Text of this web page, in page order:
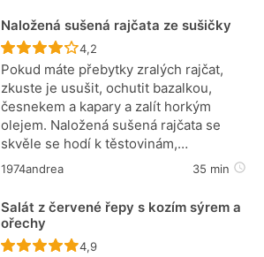
Naložená sušená rajčata ze sušičky
Recept ještě nebyl hodnocen
4,2
Pokud máte přebytky zralých rajčat,
zkuste je usušit, ochutit bazalkou,
česnekem a kapary a zalít horkým
olejem. Naložená sušená rajčata se
skvěle se hodí k těstovinám,…
1974andrea 35 min
Salát z červené řepy s kozím sýrem a
ořechy
Recept ještě nebyl hodnocen
4,9